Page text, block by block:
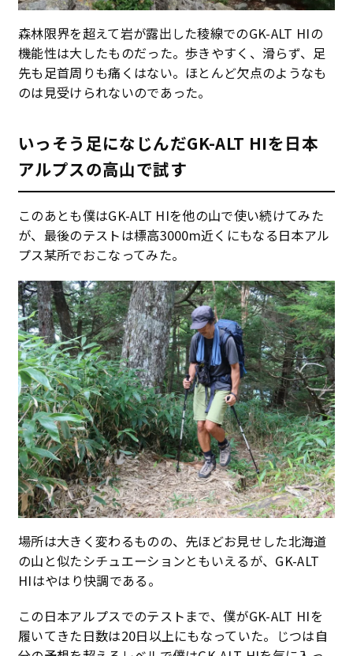
森林限界を超えて岩が露出した稜線でのGK-ALT HIの
機能性は大したものだった。歩きやすく、滑らず、足
先も足首周りも痛くはない。ほとんど欠点のようなも
のは見受けられないのであった。
いっそう足になじんだGK-ALT HIを日本
アルプスの高山で試す
このあとも僕はGK-ALT HIを他の山で使い続けてみた
が、最後のテストは標高3000m近くにもなる日本アル
プス某所でおこなってみた。
場所は大きく変わるものの、先ほどお見せした北海道
の山と似たシチュエーションともいえるが、GK-ALT
HIはやはり快調である。
この日本アルプスでのテストまで、僕がGK-ALT HIを
履いてきた日数は20日以上にもなっていた。じつは自